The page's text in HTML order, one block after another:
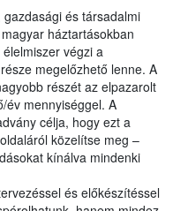
és társadalmi
háztartásokban
végzi a
megelőzhető lenne. A
részét az elpazarolt
év mennyiséggel. A
célja, hogy ezt a
közelítse meg –
kínálva mindenki
és előkészítéssel